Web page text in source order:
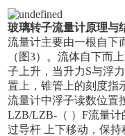
玻璃转子流量计原理与
流量计主要由一根自下
（图3）。流体自下而
子上升，当升力S与浮
置上，锥管上的刻度指
流量计中浮子读数位置
LZB/LZB-（ ）F流量
过导杆 上下移动，保